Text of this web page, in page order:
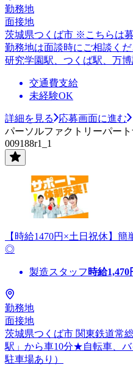
勤務地
面接地
茨城県つくば市 ※こちらは
勤務地は面談時にご相談くだ
研究学園駅、つくば駅、万
交通費支給
未経験OK
詳細を見る
応募画面に進む
パーソルファクトリーパー
009188r1_1
【時給1470円×土日祝休】
◎
製造スタッフ 時給1,470
勤務地
面接地
茨城県つくば市 関東鉄道常
駅」から車10分★自転車、
駐車場あり）